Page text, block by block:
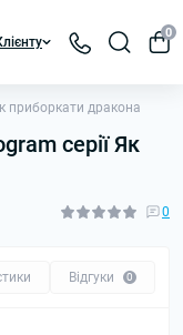
0
приборкати дракона
серії Як
0
Відгуки 0